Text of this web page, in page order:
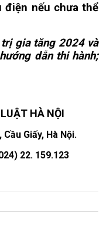
điện nếu chưa thể
gia tăng 2024 và
dẫn thi hành;
HÀ NỘI
Giấy, Hà Nội.
22. 159.123